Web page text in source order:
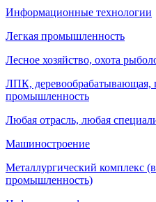
Информационные технологии
Легкая промышленность
Лесное хозяйство, охота
ЛПК, деревообрабатывающая,
промышленность
Любая отрасль, любая
Машиностроение
Металлургический комплекс
промышленность)